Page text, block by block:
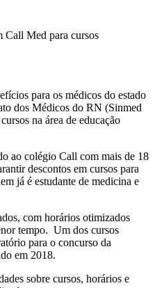
para os médicos do estado
dos Médicos do RN (Sinmed
na área de educação
ao colégio Call com mais de 18
descontos em cursos para
já é estudante de medicina e
com horários otimizados
tempo. Um dos cursos
para o concurso da
em 2018.
sobre cursos, horários e